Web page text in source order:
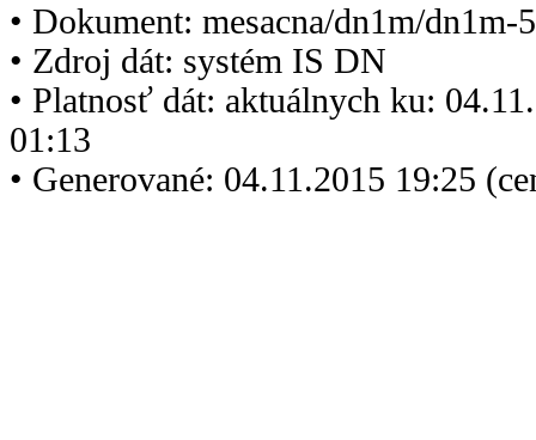
• Dokument: mesacna/dn1m/dn1m-
• Zdroj dát: systém IS DN
• Platnosť dát: aktuálnych ku:
01:13
• Generované: 04.11.2015 19:25